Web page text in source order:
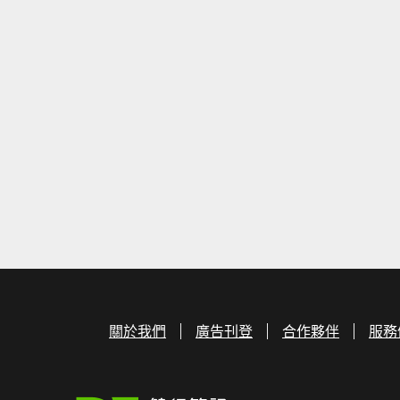
關於我們 廣告刊登 合作夥伴 服